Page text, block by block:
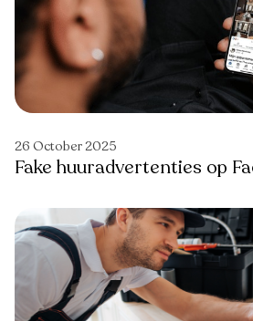
26 October 2025
Fake huuradvertenties op